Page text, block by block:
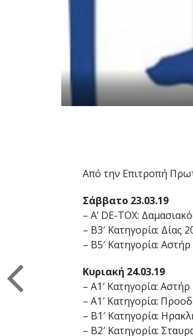
Από την Επιτροπή
Σάββατο 23.03.19
– Α’ DE-TOX:
– Β3′ Κατηγορία: Δίας
– Β5′ Κατηγορία:
Κυριακή 24.03.19
– Α1′ Κατηγορία:
– Α1′ Κατηγορία:
– Β1′ Κατηγορία:
– Β2′ Κατηγορία: